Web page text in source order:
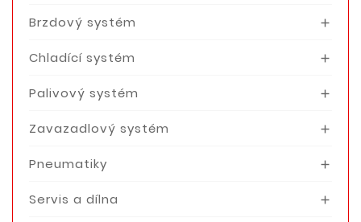
Brzdový systém 
Chladící systém 
Palivový systém 
Zavazadlový systém 
Pneumatiky 
Servis a dílna 